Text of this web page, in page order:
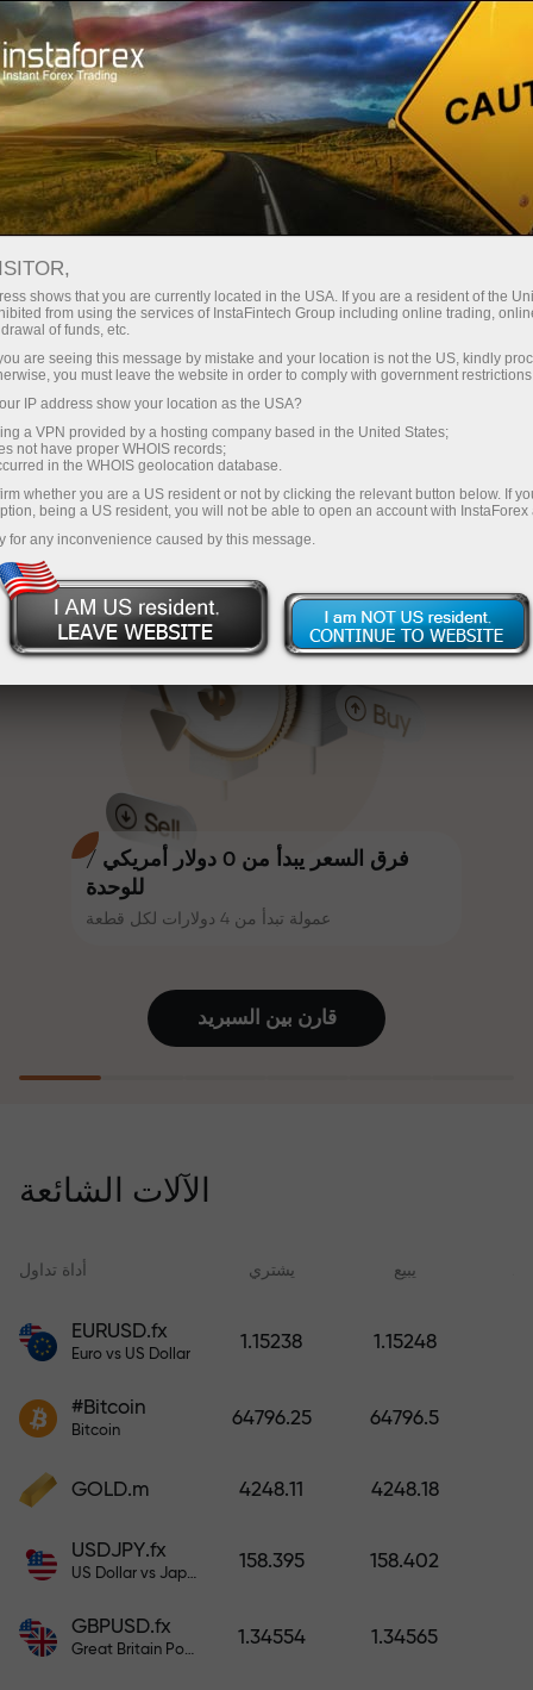
InstaForex
فرق السعر يبدأ من 0 دولار أمريكي /
للوحدة
عمولة تبدأ من 4 دولارات لكل قطعة
مع إنستا فوركس، يمكنك الوصول إلى
إلى 1:5000، وبعض من أفضل فروق
الأسعار والعمولات في السوق، وظروف
مواتية لتداول الأسهم والمؤشرات
فوركس الحصول على مكافأة تصل إلى
30% على إيداعه، والاستفادة من
عروض ترويجية وعروض خاصة أخرى.
تتشارك سرعة المسار وسرعة التداول
نفس القيم. يُضفي أليش لوبرايس
عناصر الحماس والانضباط على عالم
التداول، ويعمل كشريك يُلهم العملاء
لتحقيق أهداف طموحة.
إنستا فوركس على هاتف آيفون أو ماك
بوك أو رحلة أحلامه بمجرد إيداعه مبلغًا
من المال.
خسائرك ويضمن لك مضاعفة أرباحك
ثلاث مرات خلال ستة أشهر. تداول
مطبعياً. كلما زاد مبلغ الإيداع، زادت
صغير الحجم
30% مكافأة
لكل إيداع
سرعة
في التجارة وعلى الطريق السريع
جائزة هديتك الشخصية الكبرى
قم بإيداع المبلغ في حسابك باستخدام $333 — اختر هدية
تصل قيمتها إلى $1,500
تداول بدون مخاطرة -
نحن نضمن أرباحك
مكافأة تصل إلى 1000 ضعف - أكبر
قارن بين السبرید
الآلات الشائعة
أداة تداول يشتري يبيع
EURUSD.fx
Euro vs US Dollar
1.15238 1.15248
#Bitcoin
Bitcoin
64796.25 64796.5
GOLD.m 4248.11 4248.18
USDJPY.fx
US Dollar vs Japanese Yen
158.395 158.402
GBPUSD.fx
Great Britain Pound vs US Dollar
1.34554 1.34565
shows that you are currently located in the USA. If you are a resident of the
from using the services of InstaFintech Group including online trading,
of funds, etc.
are seeing this message by mistake and your location is not the US, kindly
you must leave the website in order to comply with government
IP address show your location as the USA?
a VPN provided by a hosting company based in the United States;
not have proper WHOIS records;
in the WHOIS geolocation database.
whether you are a US resident or not by clicking the relevant button below. If
being a US resident, you will not be able to open an account with InstaForex
for any inconvenience caused by this message.